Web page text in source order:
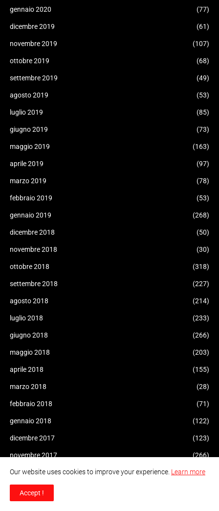
gennaio 2020 (77)
dicembre 2019 (61)
novembre 2019 (107)
ottobre 2019 (68)
settembre 2019 (49)
agosto 2019 (53)
luglio 2019 (85)
giugno 2019 (73)
maggio 2019 (163)
aprile 2019 (97)
marzo 2019 (78)
febbraio 2019 (53)
gennaio 2019 (268)
dicembre 2018 (50)
novembre 2018 (30)
ottobre 2018 (318)
settembre 2018 (227)
agosto 2018 (214)
luglio 2018 (233)
giugno 2018 (266)
maggio 2018 (203)
aprile 2018 (155)
marzo 2018 (28)
febbraio 2018 (71)
gennaio 2018 (122)
dicembre 2017 (123)
novembre 2017 (266)
ottobre 2017 (268)
settembre 2017
Our website uses cookies to improve your experience. Learn more
Accept !